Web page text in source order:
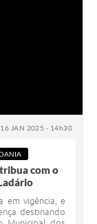
16 JAN 2025 - 14h30
com o
em vigência, e
destinando